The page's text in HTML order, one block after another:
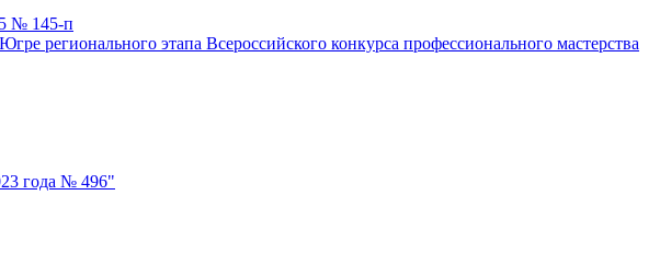
№ 145-п
регионального этапа Всероссийского конкурса профессионального мастерства
года № 496"